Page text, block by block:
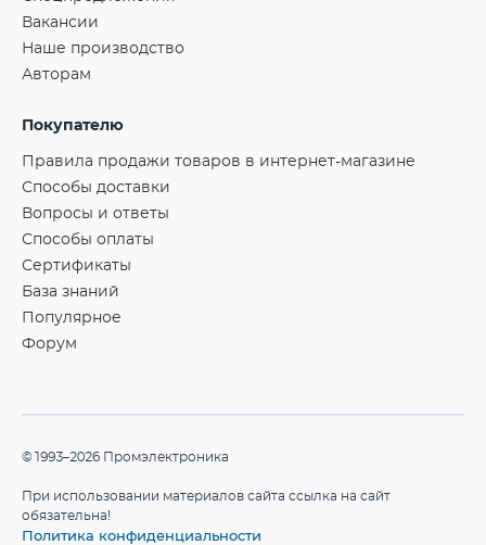
Вакансии
Наше производство
Авторам
Покупателю
Правила продажи товаров в интернет-магазине
Способы доставки
Вопросы и ответы
Способы оплаты
Сертификаты
База знаний
Популярное
Форум
©1993–2026 Промэлектроника
При использовании материалов сайта ссылка на сайт
обязательна!
Политика конфиденциальности